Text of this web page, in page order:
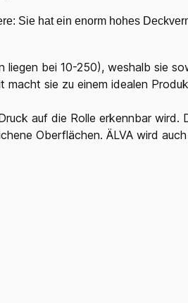
Sie hat ein enorm hohes
liegen bei 10-250), weshalb sie
sie zu einem idealen
auf die Rolle erkennbar wird.
Oberflächen. ÄLVA wird